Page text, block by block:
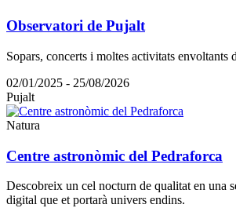
Observatori de Pujalt
Sopars, concerts i moltes activitats envoltants
02/01/2025 - 25/08/2026
Pujalt
Natura
Centre astronòmic del Pedraforca
Descobreix un cel nocturn de qualitat en una
digital que et portarà univers endins.